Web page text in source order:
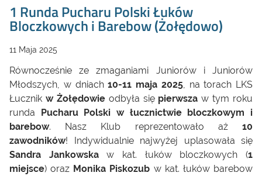
1 Runda Pucharu Polski Łuków
Bloczkowych i Barebow (Żołędowo)
11 Maja 2025
Równocześnie ze zmaganiami Juniorów i Juniorów
Młodszych, w dniach10-11 maja 2025, na torach LKS
Łucznik w Żołędowieodbyła się pierwsza w tym roku
runda Pucharu Polski w łucznictwie bloczkowym i
barebow. Nasz Klub reprezentowało aż 10
zawodników! Indywidualnie najwyżej uplasowała się
Sandra Jankowskaw kat. łuków bloczkowych (1
miejsce) oraz Monika Piskozub w kat. łuków barebow